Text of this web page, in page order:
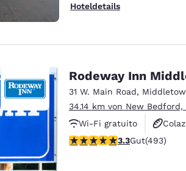
Hoteldetails
Rodeway Inn
31 W. Main Road,
34.14 km von New
Wi-Fi gratuito
Animali ammessi
3.26-Sterne-Bewertung.
3.3Gut(493)